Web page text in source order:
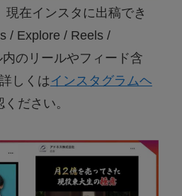
現在インスタに出稿でき
/ Explore / Reels /
のリールやフィード含
しくは インスタグラムヘ
ださい。